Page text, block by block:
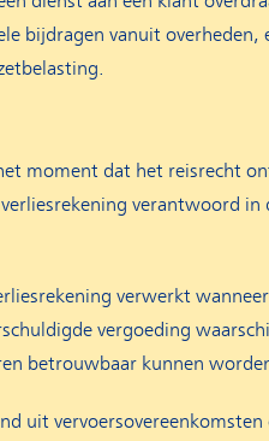
bijdragen vanuit overheden,
moment dat het reisrecht
verantwoord in
verwerkt
vergoeding
betrouwbaar kunnen
uit vervoersovereenkomsten